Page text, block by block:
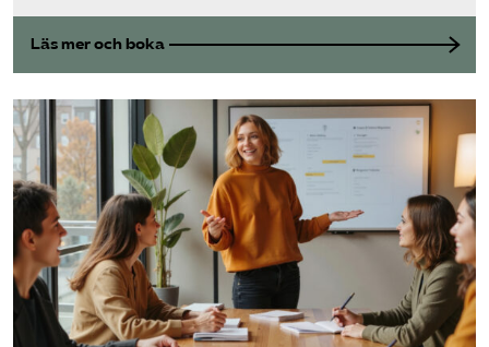
Läs mer och boka